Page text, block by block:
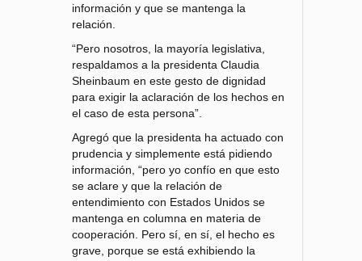
información y que se mantenga la
relación.
“Pero nosotros, la mayoría legislativa,
respaldamos a la presidenta Claudia
Sheinbaum en este gesto de dignidad
para exigir la aclaración de los hechos en
el caso de esta persona”.
Agregó que la presidenta ha actuado con
prudencia y simplemente está pidiendo
información, “pero yo confío en que esto
se aclare y que la relación de
entendimiento con Estados Unidos se
mantenga en columna en materia de
cooperación. Pero sí, en sí, el hecho es
grave, porque se está exhibiendo la